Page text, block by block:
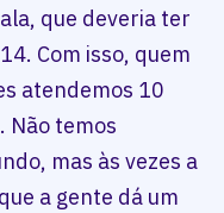
que deveria ter
Com isso, quem
atendemos 10
Não temos
mas às vezes a
a gente dá um